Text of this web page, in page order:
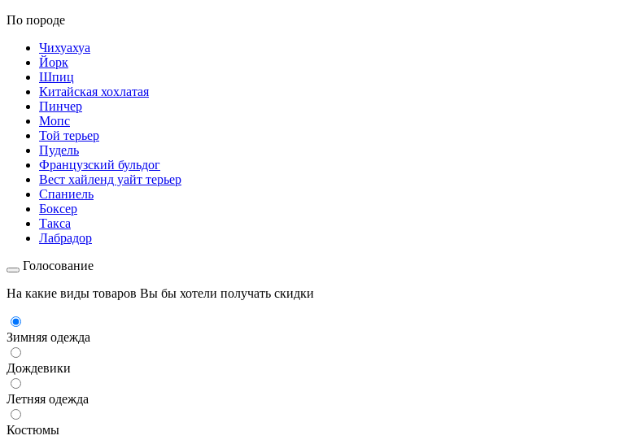
По породе
Чихуахуа
Йорк
Шпиц
Китайская хохлатая
Пинчер
Мопс
Той терьер
Пудель
Французский бульдог
Вест хайленд уайт терьер
Спаниель
Боксер
Такса
Лабрадор
Голосование
На какие виды товаров Вы бы хотели получать скидки
Зимняя одежда
Дождевики
Летняя одежда
Костюмы